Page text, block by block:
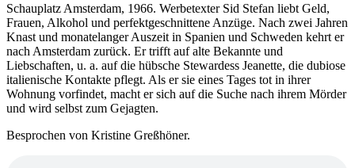
Tyler
–
Im
auf
Schauplatz Amsterdam, 1966. Werbetexter Sid Stefan liebt Geld,
Frauen, Alkohol und perfektgeschnittene Anzüge. Nach zwei Jahren
Knast und monatelanger Auszeit in Spanien und Schweden kehrt er
nach Amsterdam zurück. Er trifft auf alte Bekannte und
Liebschaften, u. a. auf die hübsche Stewardess Jeanette, die dubiose
italienische Kontakte pflegt. Als er sie eines Tages tot in ihrer
Wohnung vorfindet, macht er sich auf die Suche nach ihrem Mörder
und wird selbst zum Gejagten.
Besprochen von Kristine Greßhöner.